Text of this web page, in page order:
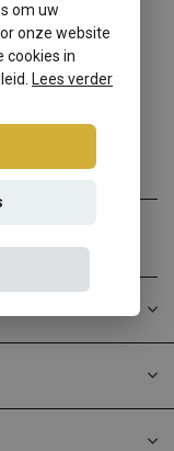
schroefset
om uw
onze website
cookies in
Lees verder